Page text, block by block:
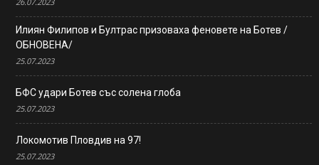
Илиян Филипов и Бултрас призоваха феновете на Ботев /
ОБНОВЕНА/
25.07.2023
БФС удари Ботев със солена глоба
25.07.2023
Локомотив Пловдив на 97!
25.07.2023